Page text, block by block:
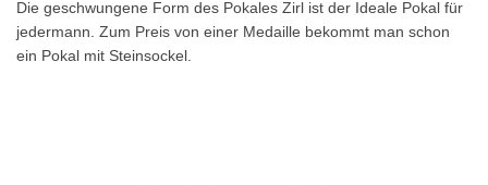
Die geschwungene Form des Pokales Zirl ist der Ideale Pokal für
jedermann. Zum Preis von einer Medaille bekommt man schon
ein Pokal mit Steinsockel.